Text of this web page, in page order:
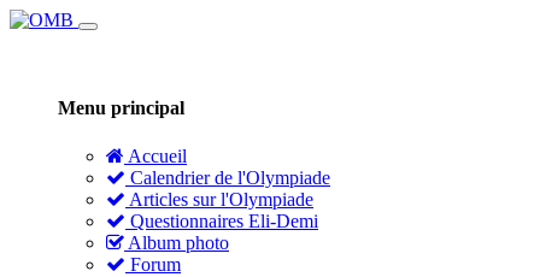
Menu principal
Accueil
Calendrier de l'Olympiade
Articles sur l'Olympiade
Questionnaires Eli-Demi
Album photo
Forum